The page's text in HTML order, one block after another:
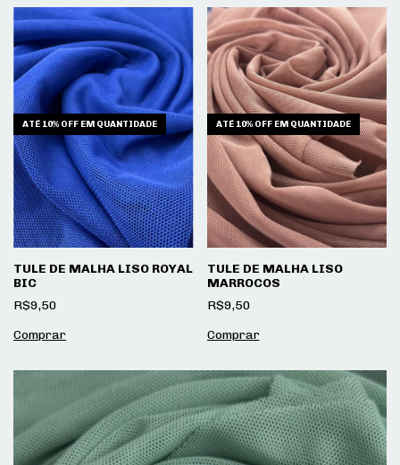
ATÉ 10% OFF EM QUANTIDADE
TULE DE MALHA LISO ROYAL
BIC
R$9,50
ATÉ 10% OFF EM QUANTIDADE
TULE DE MALHA LISO
MARROCOS
R$9,50